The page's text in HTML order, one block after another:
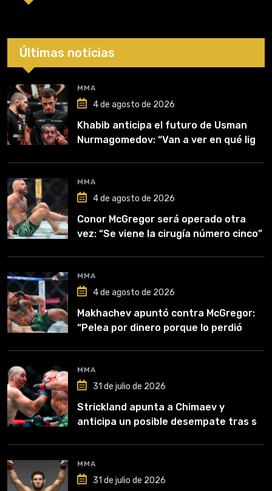
Últimas noticias
MMA
4 de agosto de 2026
Khabib anticipa el futuro de Usman
Nurmagomedov: “Van a ver en qué liga
MMA
4 de agosto de 2026
Conor McGregor será operado otra
vez: “Se viene la cirugía número cinco”
MMA
4 de agosto de 2026
Makhachev apuntó contra McGregor:
“Pelea por dinero porque lo perdió
MMA
31 de julio de 2026
Strickland apunta a Chimaev y
anticipa un posible desempate tras su
MMA
31 de julio de 2026